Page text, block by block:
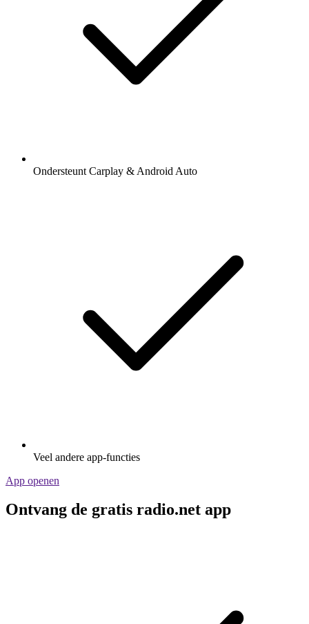
Ondersteunt Carplay & Android Auto
Veel andere app-functies
App openen
Ontvang de gratis radio.net app